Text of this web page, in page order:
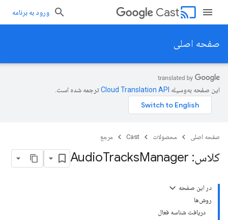
cast
Cast ورود به برنامه
صفحه اصلی
این صفحه به‌وسیله ترجمه شده است.
صفحه اصلی محصولات Cast مرجع
کلاس: Audio TracksManager
در این صفحه
روش‌ها
دریافت شناسه فعال